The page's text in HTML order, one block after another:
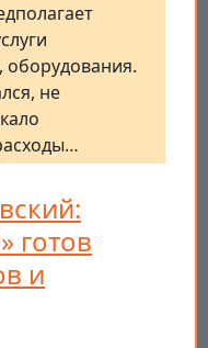
оборудования.
не
готов
и